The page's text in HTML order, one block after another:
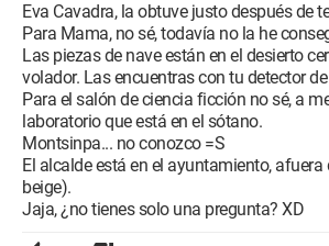
Eva Cavadra, la obtuve justo después de
Para Mama, no sé, todavía no la he
Las piezas de nave están en el desierto
volador. Las encuentras con tu detector
Para el salón de ciencia ficción no sé, a
laboratorio que está en el sótano.
Montsinpa... no conozco =S
El alcalde está en el ayuntamiento, afuera
beige).
Jaja, ¿no tienes solo una pregunta? XD